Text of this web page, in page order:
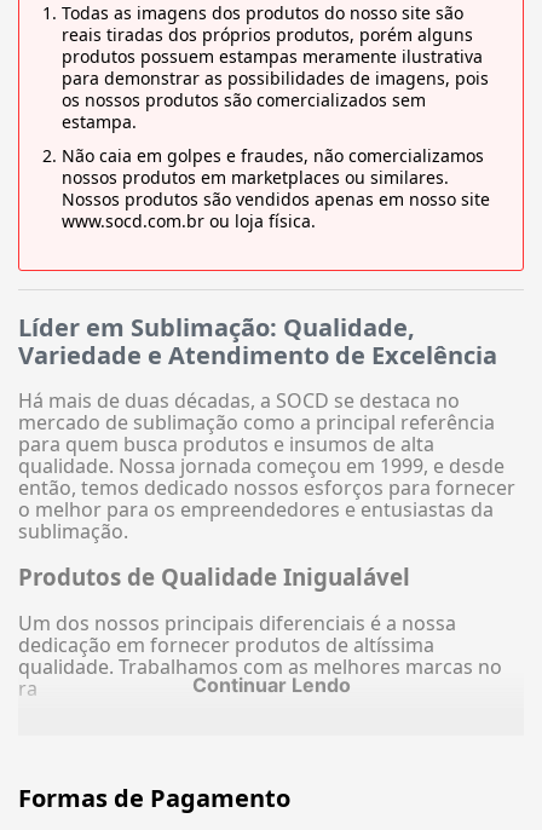
Todas as imagens dos produtos do nosso site são
reais tiradas dos próprios produtos, porém alguns
produtos possuem estampas meramente ilustrativa
para demonstrar as possibilidades de imagens, pois
os nossos produtos são comercializados sem
estampa.
Não caia em golpes e fraudes, não comercializamos
nossos produtos em marketplaces ou similares.
Nossos produtos são vendidos apenas em nosso site
www.socd.com.br ou loja física.
Líder em Sublimação: Qualidade,
Variedade e Atendimento de Excelência
Há mais de duas décadas, a SOCD se destaca no
mercado de sublimação como a principal referência
para quem busca produtos e insumos de alta
qualidade. Nossa jornada começou em 1999, e desde
então, temos dedicado nossos esforços para fornecer
o melhor para os empreendedores e entusiastas da
sublimação.
Produtos de Qualidade Inigualável
Um dos nossos principais diferenciais é a nossa
dedicação em fornecer produtos de altíssima
qualidade. Trabalhamos com as melhores marcas no
ra
Continuar Lendo
Formas de Pagamento